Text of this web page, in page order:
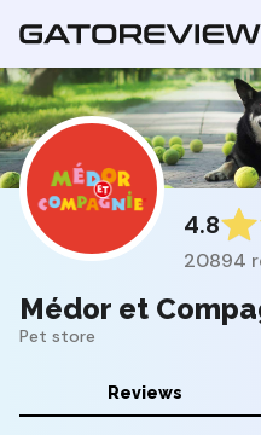
4.8
20894
Médor et
Pet store
Reviews